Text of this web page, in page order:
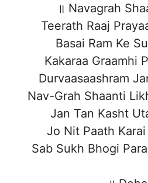
॥ Navagrah
Teerath Raaj
Basai Ram Ke
Kakaraa Graamhi
Durvaasaashram
Nav-Grah Shaanti
Jan Tan Kasht
Jo Nit Paath
Sab Sukh Bhogi